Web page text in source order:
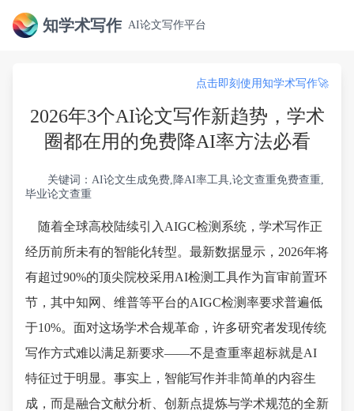
知学术写作 AI论文写作平台
点击即刻使用知学术写作🚀
2026年3个AI论文写作新趋势，学术
圈都在用的免费降AI率方法必看
关键词：AI论文生成免费,降AI率工具,论文查重免费查重,
毕业论文查重
随着全球高校陆续引入AIGC检测系统，学术写作正
经历前所未有的智能化转型。最新数据显示，2026年将
有超过90%的顶尖院校采用AI检测工具作为盲审前置环
节，其中知网、维普等平台的AIGC检测率要求普遍低
于10%。面对这场学术合规革命，许多研究者发现传统
写作方式难以满足新要求——不是查重率超标就是AI
特征过于明显。事实上，智能写作并非简单的内容生
成，而是融合文献分析、创新点提炼与学术规范的全新